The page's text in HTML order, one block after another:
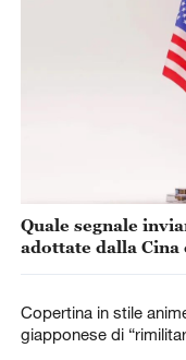
Quale segnale
adottate dalla
Copertina in stile
giapponese di